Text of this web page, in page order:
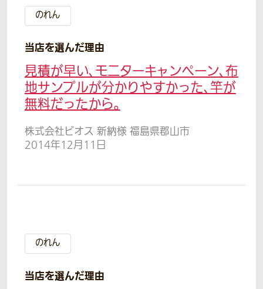
のれん
当店を選んだ理由
見積が早い、モニターキャンペーン、布
地サンプルが分かりやすかった、竿が
無料だったから。
株式会社ビオス 新納様 福島県郡山市
2014年12月11日
のれん
当店を選んだ理由